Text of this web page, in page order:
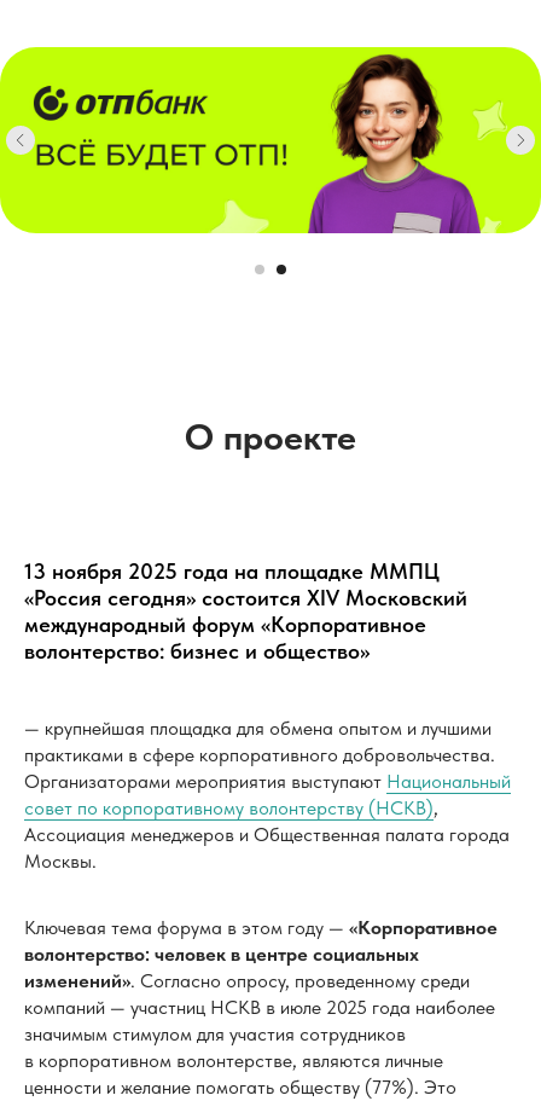
О проекте
13 ноября 2025 года на площадке ММПЦ
«Россия сегодня» состоится XIV Московский
международный форум «Корпоративное
волонтерство: бизнес и общество»
— крупнейшая площадка для обмена опытом и лучшими
практиками в сфере корпоративного добровольчества.
Организаторами мероприятия выступают Национальный
совет по корпоративному волонтерству (НСКВ),
Ассоциация менеджеров и Общественная палата города
Москвы.
Ключевая тема форума в этом году — «Корпоративное
волонтерство: человек в центре социальных
изменений». Согласно опросу, проведенному среди
компаний — участниц НСКВ в июле 2025 года наиболее
значимым стимулом для участия сотрудников
в корпоративном волонтерстве, являются личные
ценности и желание помогать обществу (77%). Это